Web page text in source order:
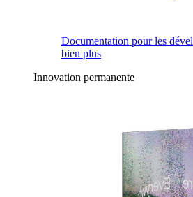
Documentation pour les
bien plus
Innovation permanente